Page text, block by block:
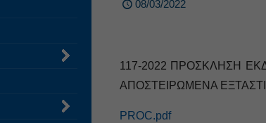
08/03/2022
117-2022 ΠΡΟΣΚΛΗΣΗ
ΑΠΟΣΤΕΙΡΩΜΕΝΑ
PROC.pdf